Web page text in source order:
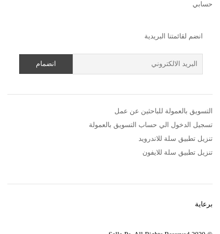
حسابي
انضم لقائمتنا البريدية
التسويق بالعمولة للباحثين عن عمل
تسجيل الدخول الي حساب التسويق بالعمولة
تنزيل تطبيق سلة للاندرويد
تنزيل تطبيق سلة للايفون
برعاية